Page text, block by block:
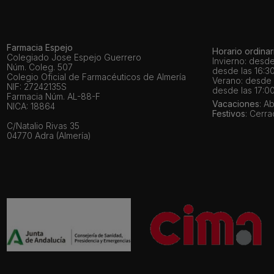
Farmacia Espejo
Colegiado Jose Espejo Guerrero
Núm. Coleg. 507
Colegio Oficial de Farmacéuticos de Almería
NIF: 27242135S
Farmacia Núm. AL-88-F
NICA: 18864
C/Natalio Rivas 35
04770 Adra (Almería)
Horario
Invierno:
desde las
Verano: desde
desde las
Vacaciones:
Festivos: